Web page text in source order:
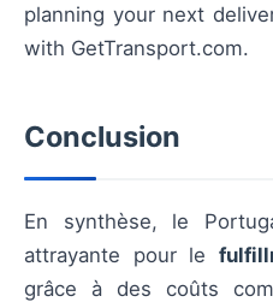
planning your next
with GetTransport.com.
Conclusion
En synthèse, le
attrayante pour le
grâce à des coûts